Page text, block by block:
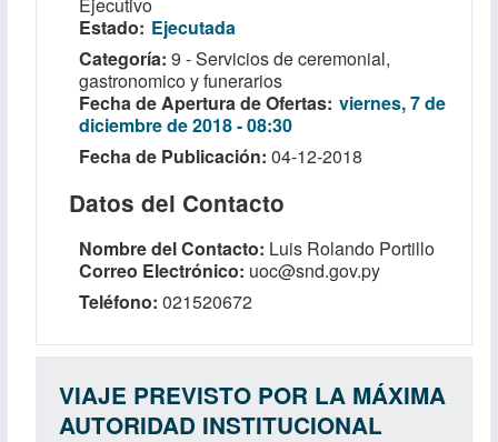
Estado Ejecutada
Categoría 9 - Servicios de ceremonial,
gastronomico y funerarios
Fecha de Apertura de Ofertas viernes, 7 de
diciembre de 2018 - 08:30
Fecha de Publicación 04-12-2018
Datos del Contacto
Nombre del Contacto Luis Rolando Portillo
Correo Electrónico uoc@snd.gov.py
Teléfono 021520672
VIAJE PREVISTO POR LA MÁXIMA
AUTORIDAD INSTITUCIONAL